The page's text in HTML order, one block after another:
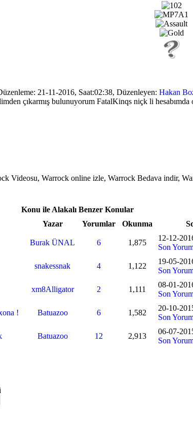
21-11-2016, Saat:02:38, Düzenleyen: Hakan
çıkarmış bulunuyorum FatalKinqs niçk li
Videosu, Warrock online izle, Warrock Bedava indir,
Konu ile Alakalı Benzer Konular
Yazar Yorumlar Okunma
Burak ÜNAL 6 1,875
12-12-
Son
snakessnak 4 1,122
19-05-
Son
xm8Alligator 2 1,111
08-01-
Son
! Batuazoo 6 1,582
20-10-
Son
Batuazoo 12 2,913
06-07-
Son